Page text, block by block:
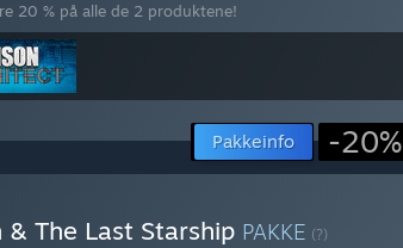
20 % på alle de 2 produktene!
Pakkeinfo -20%
& The Last Starship PAKKE (?)